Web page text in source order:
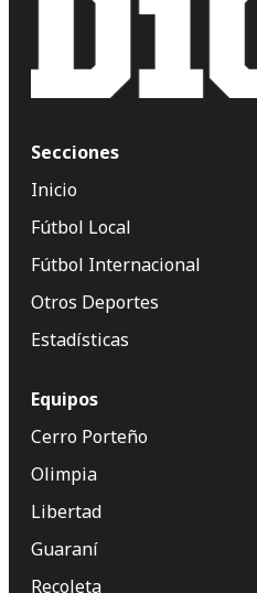
Secciones
Inicio
Fútbol Local
Fútbol Internacional
Otros Deportes
Estadísticas
Equipos
Cerro Porteño
Olimpia
Libertad
Guaraní
Recoleta